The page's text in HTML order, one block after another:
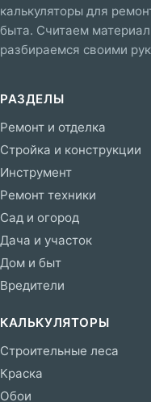
калькуляторы для
быта. Считаем
разбираемся своими
РАЗДЕЛЫ
Ремонт и отделка
Стройка и конструкции
Инструмент
Ремонт техники
Сад и огород
Дача и участок
Дом и быт
Вредители
КАЛЬКУЛЯТОРЫ
Строительные леса
Краска
Обои